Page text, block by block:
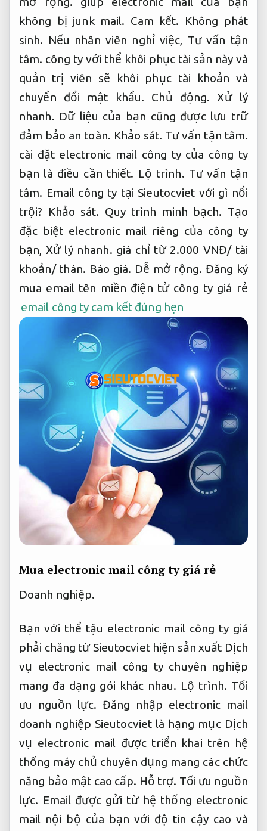
không bị junk mail. Cam kết. Không phát
sinh. Nếu nhân viên nghỉ việc, Tư vấn tận
tâm. công ty với thể khôi phục tài sản này và
quản trị viên sẽ khôi phục tài khoản và
chuyển đổi mật khẩu. Chủ động.
Xử lý
nhanh. Dữ liệu của bạn cũng được lưu trữ
đảm bảo an toàn. Khảo sát. Tư vấn tận tâm.
cài đặt electronic mail công ty của công ty
bạn là điều cần thiết. Lộ trình. Tư vấn tận
tâm. Email công ty tại Sieutocviet với gì nổi
trội? Khảo sát. Quy trình minh bạch. Tạo
đặc biệt electronic mail riêng của công ty
bạn, Xử lý nhanh. giá chỉ từ 2.000 VNĐ/ tài
khoản/ thán. Báo giá. Dễ mở rộng. Đăng ký
mua email tên miền điện tử công ty giá rẻ
email công ty cam kết đúng hẹn
Mua electronic mail công ty giá rẻ
Doanh nghiệp.
Bạn với thể tậu electronic mail công ty giá
phải chăng từ Sieutocviet hiện sản xuất Dịch
vụ electronic mail công ty chuyên nghiệp
mang đa dạng gói khác nhau. Lộ trình. Tối
ưu nguồn lực. Đăng nhập electronic mail
doanh nghiệp Sieutocviet là hạng mục Dịch
vụ electronic mail được triển khai trên hệ
thống máy chủ chuyên dụng mang các chức
năng bảo mật cao cấp. Hỗ trợ. Tối ưu nguồn
lực. Email được gửi từ hệ thống electronic
mail nội bộ của bạn với độ tin cậy cao và